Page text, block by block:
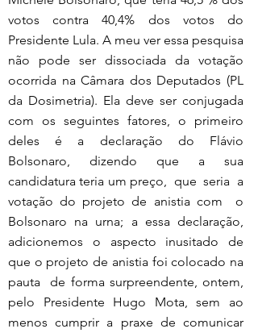
votos contra 40,4% dos votos do
Presidente Lula. A meu ver essa pesquisa
não pode ser dissociada da votação
ocorrida na Câmara dos Deputados (PL
da Dosimetria). Ela deve ser conjugada
com os seguintes fatores, o primeiro
deles é a declaração do Flávio
Bolsonaro, dizendo que a sua
candidatura teria um preço,  que  seria  a
votação do projeto de anistia com  o
Bolsonaro na urna; a essa declaração,
adicionemos o aspecto inusitado de
que o projeto de anistia foi colocado na
pauta  de forma surpreendente, ontem,
pelo Presidente Hugo Mota, sem ao
menos cumprir a praxe de comunicar